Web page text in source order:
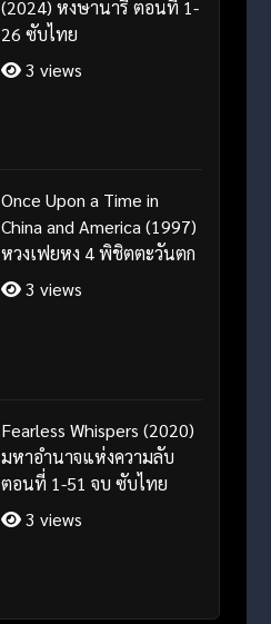
(2024) หงษานารี ตอนที่ 1-
26 ซับไทย
3 views
Once Upon a Time in
China and America (1997)
หวงเฟยหง 4 พิชิตตะวันตก
3 views
Fearless Whispers (2020)
มหาอำนาจแห่งความลับ
ตอนที่ 1-51 จบ ซับไทย
3 views